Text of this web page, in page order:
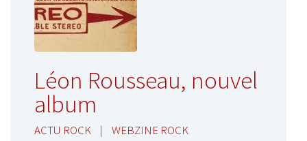
Léon Rousseau, nouvel
album
ACTU ROCK | WEBZINE ROCK